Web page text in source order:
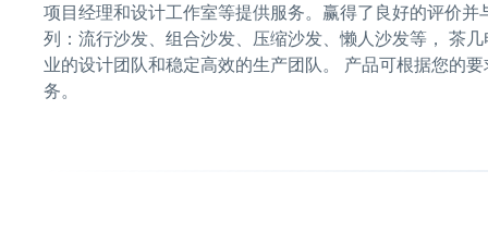
项目经理和设计工作室等提供服务。赢得了良好的评价
列：流行沙发、组合沙发、压缩沙发、懒人沙发等， 茶
业的设计团队和稳定高效的生产团队。 产品可根据您的
务。